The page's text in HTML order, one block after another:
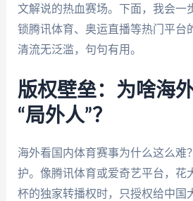
文解说的热血赛场。下面，我会一
锁腾讯体育、奥运直播等热门平台
清流无泛滥，句句有用。
版权壁垒：为啥海
“局外人”？
海外看国内体育赛事为什么这么难
护。像腾讯体育或爱奇艺平台，花
杯的独家转播权时，只授权给中国